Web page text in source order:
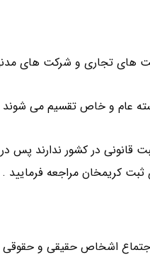
عام و خاص تقسیم می
در کشور ندارند پس در
کریمخان مراجعه فرمایید .
اشخاص حقیقی و